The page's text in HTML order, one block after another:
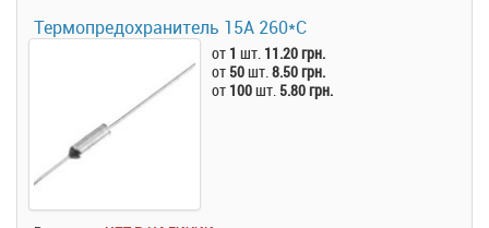
Термопредохранитель 15А 260*C
от 1 шт. 11.20 грн.
от 50шт.8.50 грн.
от 100шт. 5.80 грн.